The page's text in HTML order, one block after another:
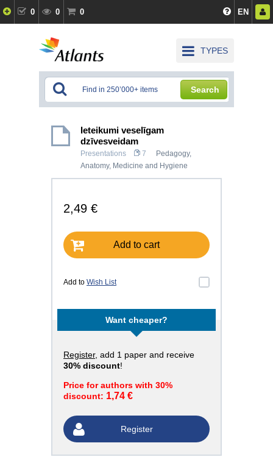
0 0 0 EN
TYPES
Search
Ieteikumi veselīgam
dzīvesveidam
Presentations 7 Pedagogy,
Anatomy, Medicine and Hygiene
2,49 €
Add to cart
Add to Wish List
Want cheaper?
Register, add 1 paper and receive
30% discount!
Price for authors with 30%
discount: 1,74 €
Register